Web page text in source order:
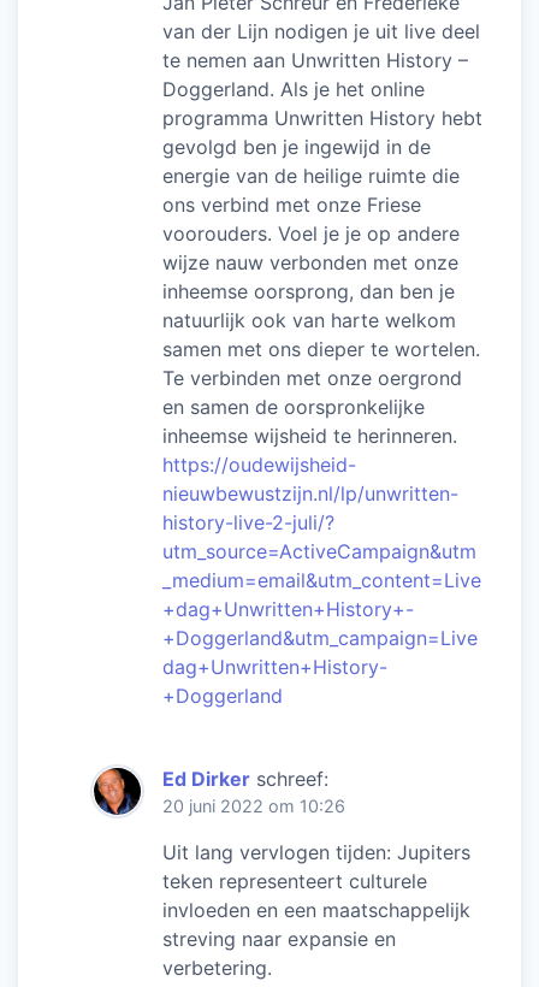
van der Lijn nodigen je uit live deel
te nemen aan Unwritten History –
Doggerland. Als je het online
programma Unwritten History hebt
gevolgd ben je ingewijd in de
energie van de heilige ruimte die
ons verbind met onze Friese
voorouders. Voel je je op andere
wijze nauw verbonden met onze
inheemse oorsprong, dan ben je
natuurlijk ook van harte welkom
samen met ons dieper te wortelen.
Te verbinden met onze oergrond
en samen de oorspronkelijke
inheemse wijsheid te herinneren.
https://oudewijsheid-
nieuwbewustzijn.nl/lp/unwritten-
history-live-2-juli/?
utm_source=ActiveCampaign&utm
_medium=email&utm_content=Live
+dag+Unwritten+History+-
+Doggerland&utm_campaign=Live
dag+Unwritten+History-
+Doggerland
Ed Dirker schreef:
20 juni 2022 om 10:26
Uit lang vervlogen tijden: Jupiters
teken representeert culturele
invloeden en een maatschappelijk
streving naar expansie en
verbetering.